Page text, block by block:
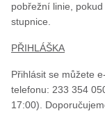
pobřežní linie,
stupnice.
PŘIHLÁŠKA
Přihlásit se můžete
telefonu: 233 354
17:00).